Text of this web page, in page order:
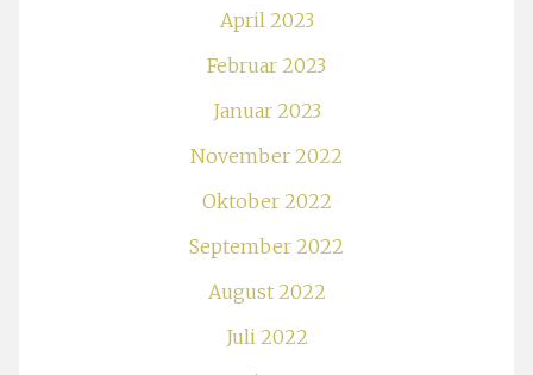
April 2023
Februar 2023
Januar 2023
November 2022
Oktober 2022
September 2022
August 2022
Juli 2022